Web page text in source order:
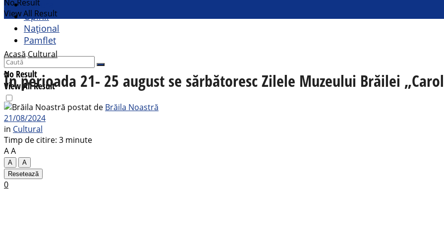
Cultural
Opinii
Național
Pamflet
No Result
View All Result
No Result
View All Result
AcasăCultural
În perioada 21- 25 august se sărbătoresc Zilele Muzeului Brăilei
postat de Brăila Noastră
21/08/2024
in Cultural
Timp de citire: 3 minute
AA
A
A
Resetează
0